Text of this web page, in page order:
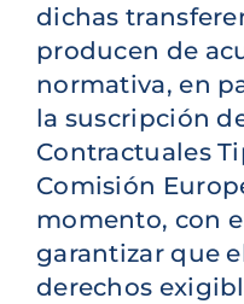
dichas
producen de
normativa, en
la suscripción
Contractuales
Comisión
momento, con
garantizar que
derechos